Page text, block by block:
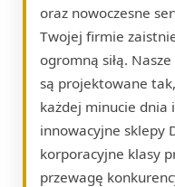
oraz nowoczesne
Twojej firmie
ogromną siłą.
są projektowane
każdej minucie dnia
innowacyjne sklepy
korporacyjne klasy
przewagę